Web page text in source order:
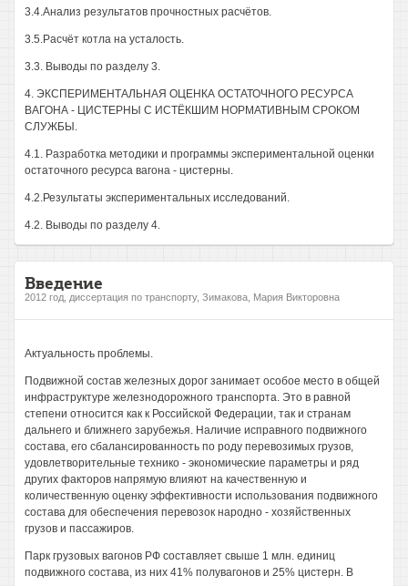
3.4.Анализ результатов прочностных расчётов.
3.5.Расчёт котла на усталость.
3.3. Выводы по разделу 3.
4. ЭКСПЕРИМЕНТАЛЬНАЯ ОЦЕНКА ОСТАТОЧНОГО РЕСУРСА
ВАГОНА - ЦИСТЕРНЫ С ИСТЁКШИМ НОРМАТИВНЫМ СРОКОМ
СЛУЖБЫ.
4.1. Разработка методики и программы экспериментальной оценки
остаточного ресурса вагона - цистерны.
4.2.Результаты экспериментальных исследований.
4.2. Выводы по разделу 4.
Введение
2012 год, диссертация по транспорту, Зимакова, Мария Викторовна
Актуальность проблемы.
Подвижной состав железных дорог занимает особое место в общей
инфраструктуре железнодорожного транспорта. Это в равной
степени относится как к Российской Федерации, так и странам
дальнего и ближнего зарубежья. Наличие исправного подвижного
состава, его сбалансированность по роду перевозимых грузов,
удовлетворительные технико - экономические параметры и ряд
других факторов напрямую влияют на качественную и
количественную оценку эффективности использования подвижного
состава для обеспечения перевозок народно - хозяйственных
грузов и пассажиров.
Парк грузовых вагонов РФ составляет свыше 1 млн. единиц
подвижного состава, из них 41% полувагонов и 25% цистерн. В